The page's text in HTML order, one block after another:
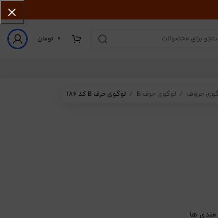
0 تومان
حروف لوگوی حرف B لوگوی حرف B کد 186
مندی ها